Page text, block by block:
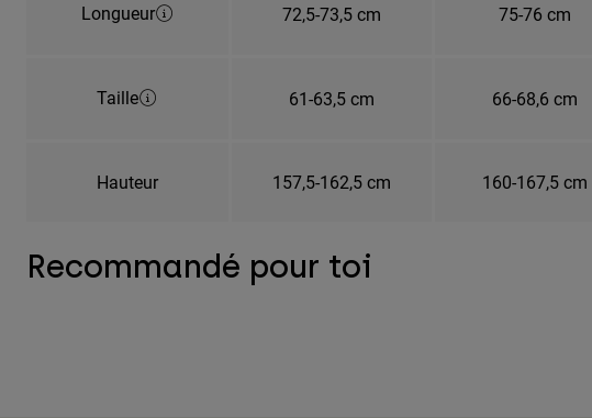
Longueur 72,5-73,5 cm 75-76 cm
Taille 61-63,5 cm 66-68,6 cm
Hauteur 157,5-162,5 cm 160-167,5 cm
Recommandé pour toi